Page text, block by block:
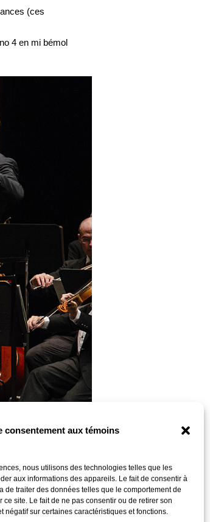
consentement aux témoins
nous utilisons des technologies telles que les
aux informations des appareils. Le fait de consentir à
de traiter des données telles que le comportement de
site. Le fait de ne pas consentir ou de retirer son
négatif sur certaines caractéristiques et fonctions.
(ces
4 en mi bémol